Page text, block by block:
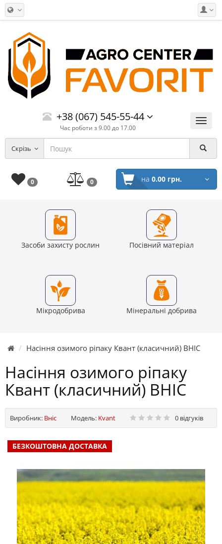
Меню
+38 (067) 545-55-44
Час роботи з 9.00 до 17.00
Скрізь
0 0 на 0.00 грн.
Засоби захисту рослин Посівний матеріал
Мікродобрива Мінеральні добрива
Насіння озимого ріпаку Квант (класичний) ВНІС
Насіння озимого ріпаку
Квант (класичний) ВНІС
Виробник: Вніс Модель: Kvant 0 відгуків
БЕЗКОШТОВНА ДОСТАВКА